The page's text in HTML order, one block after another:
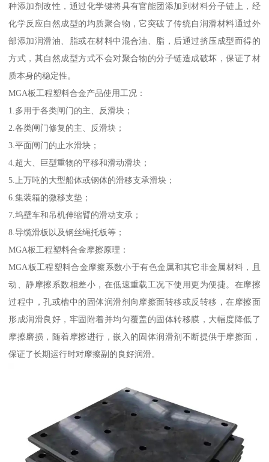
种添加剂改性，通过化学键将具有官能团添加到材料分子链上，经
化学反应自然成型的均质聚合物，它突破了传统自润滑材料通过外
部添加润滑油、脂或在材料中混合油、脂，后通过挤压成型而得的
方式，其自然成型方式不会对聚合物的分子链造成破坏，保证了材
质本身的稳定性。
MGA板工程塑料合金产品使用工况：
1.多用于各类闸门的主、反滑块；
2.各类闸门修复的主、反滑块；
3.平面闸门的止水滑块；
4.超大、巨型重物的平移和滑动滑块；
5.上万吨的大型船体或钢体的滑移支承滑块；
6.集装箱的微移支垫；
7.坞壁车和吊机伸缩臂的滑动支承；
8.导缆滑板以及钢丝绳托板等；
MGA板工程塑料合金摩擦原理：
MGA板工程塑料合金摩擦系数小于有色金属和其它非金属材料，且
动、静摩擦系数相差小，在低速重载工况下使用更为便捷。在摩擦
过程中，孔或槽中的固体润滑剂向摩擦面转移或反转移，在摩擦面
形成润滑良好，牢固附着并均匀覆盖的固体转移膜，大幅度降低了
摩擦磨损，随着摩擦进行，嵌入的固体润滑剂不断提供于摩擦面，
保证了长期运行时对摩擦副的良好润滑。